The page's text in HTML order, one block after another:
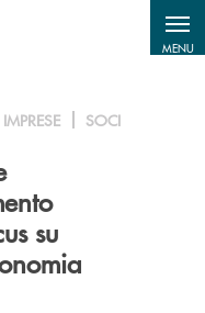
MENU
IMPRESE SOCI
su